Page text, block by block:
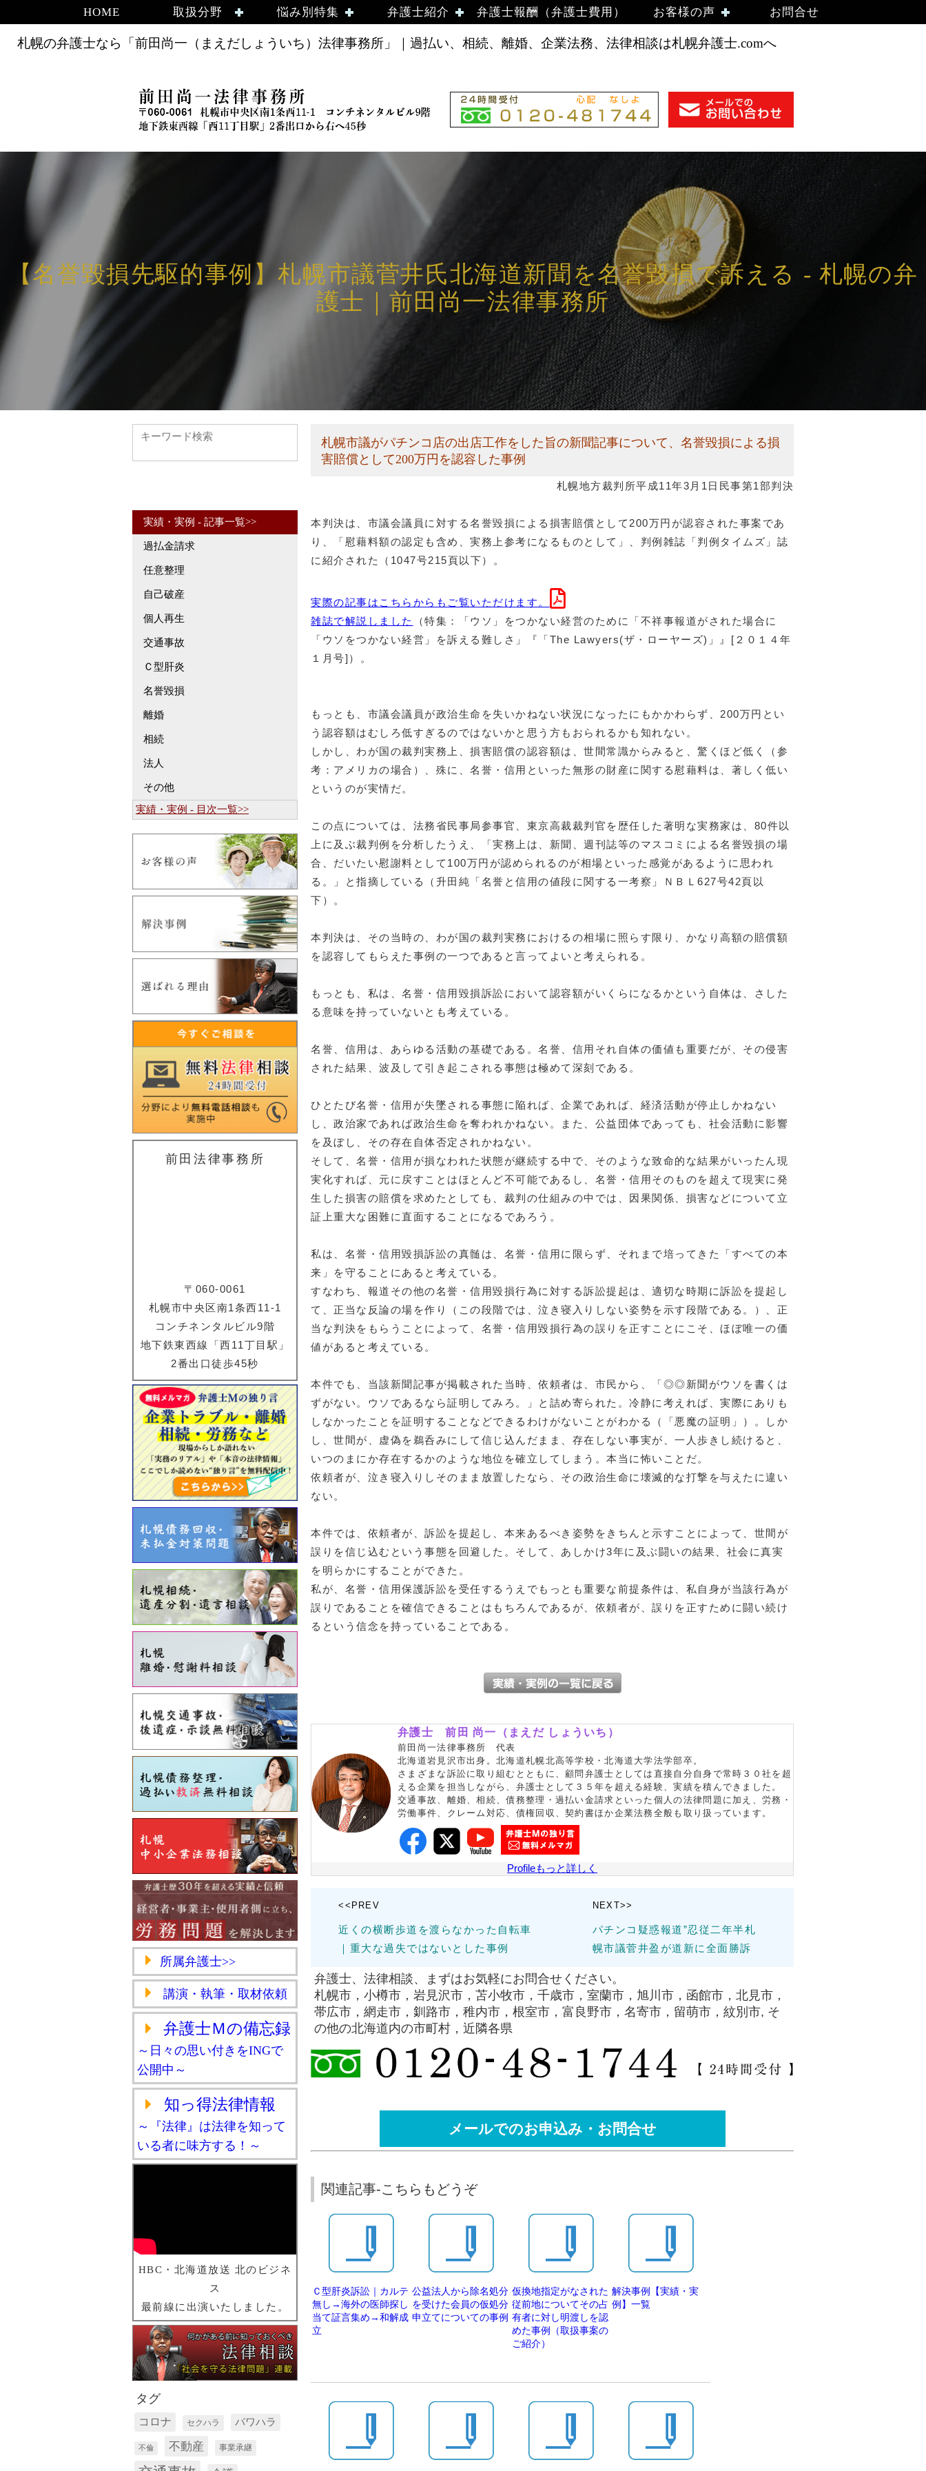
HOME 取扱分野 悩み別特集 弁護士紹介 弁護士報酬（弁護士費用） お客様の声 お問合せ
札幌の弁護士なら「前田尚一（まえだしょういち）法律事務所」｜過払い、相続、離婚、企業法務、法律相談は札幌弁護士.comへ
【名誉毀損先駆的事例】札幌市議菅井氏北海道新聞を名誉毀損で訴える - 札幌の弁
護士｜前田尚一法律事務所
札幌市議がパチンコ店の出店工作をした旨の新聞記事について、名誉毀損による損
害賠償として200万円を認容した事例
札幌地方裁判所平成11年3月1日民事第1部判決
本判決は、市議会議員に対する名誉毀損による損害賠償として200万円が認容された事案であ
り、「慰藉料額の認定も含め、実務上参考になるものとして」、判例雑誌「判例タイムズ」誌
に紹介された（1047号215頁以下）。
実際の記事はこちらからもご覧いただけます。
雑誌で解説しました
（特集：「ウソ」をつかない経営のために「不祥事報道がされた場合に
「ウソをつかない経営」を訴える難しさ」『
「The Lawyers(ザ・ローヤーズ)」
』[２０１４年
１月号]）。
もっとも、市議会議員が政治生命を失いかねない状況になったにもかかわらず、200万円とい
う認容額はむしろ低すぎるのではないかと思う方もおられるかも知れない。
しかし、わが国の裁判実務上、損害賠償の認容額は、世間常識からみると、驚くほど低く（参
考：アメリカの場合）、殊に、名誉・信用といった無形の財産に関する慰藉料は、著しく低い
というのが実情だ。
この点については、法務省民事局参事官、東京高裁裁判官を歴任した著明な実務家は、80件以
上に及ぶ裁判例を分析したうえ、「実務上は、新聞、週刊誌等のマスコミによる名誉毀損の場
合、だいたい慰謝料として100万円が認められるのが相場といった感覚があるように思われ
る。」と指摘している（升田純「名誉と信用の値段に関する一考察」ＮＢＬ627号42頁以
下）。
本判決は、その当時の、わが国の裁判実務におけるの相場に照らす限り、かなり高額の賠償額
を認容してもらえた事例の一つであると言ってよいと考えられる。
もっとも、私は、名誉・信用毀損訴訟において認容額がいくらになるかという自体は、さした
る意味を持っていないとも考えている。
名誉、信用は、あらゆる活動の基礎である。名誉、信用それ自体の価値も重要だが、その侵害
された結果、波及して引き起こされる事態は極めて深刻である。
ひとたび名誉・信用が失墜される事態に陥れば、企業であれば、経済活動が停止しかねない
し、政治家であれば政治生命を奪われかねない。また、公益団体であっても、社会活動に影響
を及ぼし、その存在自体否定されかねない。
そして、名誉・信用が損なわれた状態が継続する中で、そのような致命的な結果がいったん現
実化すれば、元に戻すことはほとんど不可能であるし、名誉・信用そのものを超えて現実に発
生した損害の賠償を求めたとしても、裁判の仕組みの中では、因果関係、損害などについて立
証上重大な困難に直面することになるであろう。
私は、名誉・信用毀損訴訟の真髄は、名誉・信用に限らず、それまで培ってきた「すべての本
来」を守ることにあると考えている。
すなわち、報道その他の名誉・信用毀損行為に対する訴訟提起は、適切な時期に訴訟を提起し
て、正当な反論の場を作り（この段階では、泣き寝入りしない姿勢を示す段階である。）、正
当な判決をもらうことによって、名誉・信用毀損行為の誤りを正すことにこそ、ほぼ唯一の価
値があると考えている。
本件でも、当該新聞記事が掲載された当時、依頼者は、市民から、「◎◎新聞がウソを書くは
ずがない。ウソであるなら証明してみろ。」と詰め寄られた。冷静に考えれば、実際にありも
しなかったことを証明することなどできるわけがないことがわかる（「悪魔の証明」）。しか
し、世間が、虚偽を鵜呑みにして信じ込んだまま、存在しない事実が、一人歩きし続けると、
いつのまにか存在するかのような地位を確立してしまう。本当に怖いことだ。
依頼者が、泣き寝入りしそのまま放置したなら、その政治生命に壊滅的な打撃を与えたに違い
ない。
本件では、依頼者が、訴訟を提起し、本来あるべき姿勢をきちんと示すことによって、世間が
誤りを信じ込むという事態を回避した。そして、あしかけ3年に及ぶ闘いの結果、社会に真実
を明らかにすることができた。
私が、名誉・信用保護訴訟を受任するうえでもっとも重要な前提条件は、私自身が当該行為が
誤りであることを確信できることはもちろんであるが、依頼者が、誤りを正すために闘い続け
るという信念を持っていることである。
弁護士 前田 尚一（まえだ しょういち）
前田尚一法律事務所 代表
北海道岩見沢市出身。北海道札幌北高等学校・北海道大学法学部卒。
さまざまな訴訟に取り組むとともに、顧問弁護士としては直接自分自身で常時３０社を超
える企業を担当しながら、弁護士として３５年を超える経験、実績を積んできました。
交通事故、離婚、相続、債務整理・過払い金請求といった個人の法律問題に加え、労務・
労働事件、クレーム対応、債権回収、契約書ほか企業法務全般も取り扱っています。
Profileもっと詳しく
<<PREV
近くの横断歩道を渡らなかった自転車
｜重大な過失ではないとした事例
NEXT>>
パチンコ疑惑報道”忍従二年半札
幌市議菅井盈が道新に全面勝訴
弁護士、法律相談、まずはお気軽にお問合せください。
札幌市，小樽市，岩見沢市，苫小牧市，千歳市，室蘭市，旭川市，函館市，北見市，
帯広市，網走市，釧路市，稚内市，根室市，富良野市，名寄市，留萌市，紋別市, そ
の他の北海道内の市町村，近隣各県
メールでのお申込み・お問合せ
関連記事-こちらもどうぞ
Ｃ型肝炎訴訟｜カルテ
無し→海外の医師探し
当て証言集め→和解成
立
公益法人から除名処分
を受けた会員の仮処分
申立てについての事例
仮換地指定がなされた
従前地についてその占
有者に対し明渡しを認
めた事例（取扱事案の
ご紹介）
解決事例【実績・実
例】一覧
実績・実例 - 記事一覧>>
過払金請求
任意整理
自己破産
個人再生
交通事故
Ｃ型肝炎
名誉毀損
離婚
相続
法人
その他
実績・実例 - 目次一覧>>
前田法律事務所
〒060-0061
札幌市中央区南1条西11-1
コンチネンタルビル9階
地下鉄東西線「西11丁目駅」
2番出口徒歩45秒
所属弁護士>>
講演・執筆・取材依頼
弁護士Ｍの備忘録
～日々の思い付きをINGで
公開中～
知っ得法律情報
～『法律』は法律を知って
いる者に味方する！～
HBC・北海道放送 北のビジネ
ス
最前線に出演いたしました。
タグ
コロナ セクハラ パワハラ
不倫 不動産 事業承継